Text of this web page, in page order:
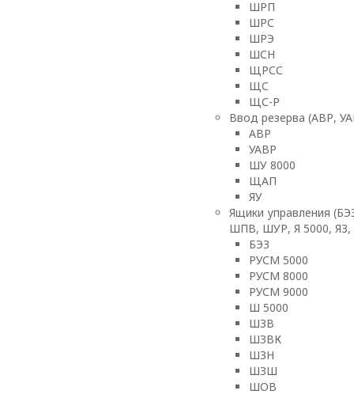
ШРП
ШРС
ШРЭ
ШСН
ЩРСС
ЩС
ЩС-Р
Ввод резерва (АВР,
АВР
УАВР
ШУ 8000
ЩАП
ЯУ
Ящики управления
ШПВ, ШУР, Я 5000,
БЭЗ
РУСМ 5000
РУСМ 8000
РУСМ 9000
Ш 5000
ШЗВ
ШЗВК
ШЗН
ШЗШ
ШОВ